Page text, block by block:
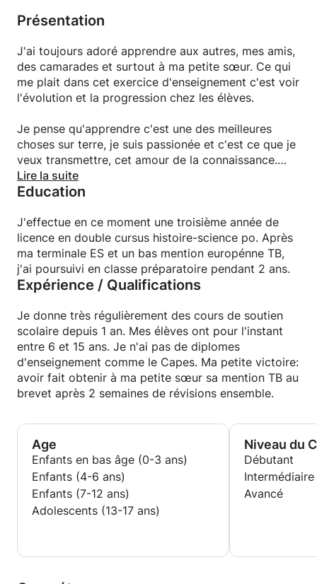
Présentation
J'ai toujours adoré apprendre aux autres, mes amis,
des camarades et surtout à ma petite sœur. Ce qui
me plait dans cet exercice d'enseignement c'est voir
l'évolution et la progression chez les élèves.
Je pense qu'apprendre c'est une des meilleures
choses sur terre, je suis passionée et c'est ce que je
veux transmettre, cet amour de la connaissance.
C'est pourquoi je préfère travailler avec des élèves
qui ne se sentent pas obligés d'apprendre et sont
Avec les plus jeunes je travaille avec des images,
des jeux, et je me mets au niveau de chacun. J'aime
aussi rire, je trouve que l'apprentissage fonctionne
mieux ainsi.
Lire la suite
Education
J'effectue en ce moment une troisième année de
licence en double cursus histoire-science po. Après
ma terminale ES et un bas mention europénne TB,
j'ai poursuivi en classe préparatoire pendant 2 ans.
Expérience / Qualifications
Je donne très régulièrement des cours de soutien
scolaire depuis 1 an. Mes élèves ont pour l'instant
entre 6 et 15 ans. Je n'ai pas de diplomes
d'enseignement comme le Capes. Ma petite victoire:
avoir fait obtenir à ma petite sœur sa mention TB au
brevet après 2 semaines de révisions ensemble.
Age
Enfants en bas âge (0-3 ans)
Enfants (4-6 ans)
Enfants (7-12 ans)
Adolescents (13-17 ans)
Niveau du
Débutant
Intermédiaire
Avancé